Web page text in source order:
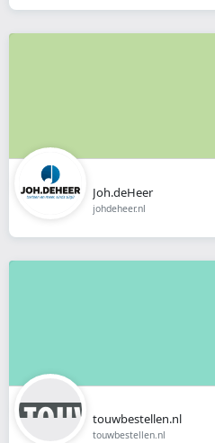
Joh.deHeer
johdeheer.nl
touwbestellen.nl
touwbestellen.nl